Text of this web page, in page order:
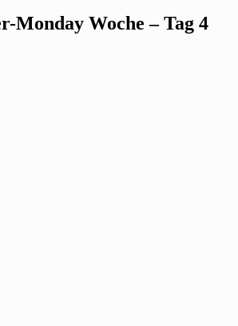
Monday Woche – Tag 4